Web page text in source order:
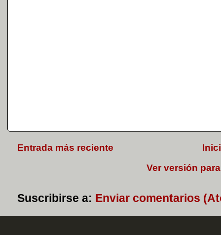
Entrada más reciente
Ver versión
Suscribirse a: Enviar comentarios